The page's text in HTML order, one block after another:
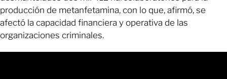
producción de metanfetamina, con lo que, afirmó, se
afectó la capacidad financiera y operativa de las
organizaciones criminales.